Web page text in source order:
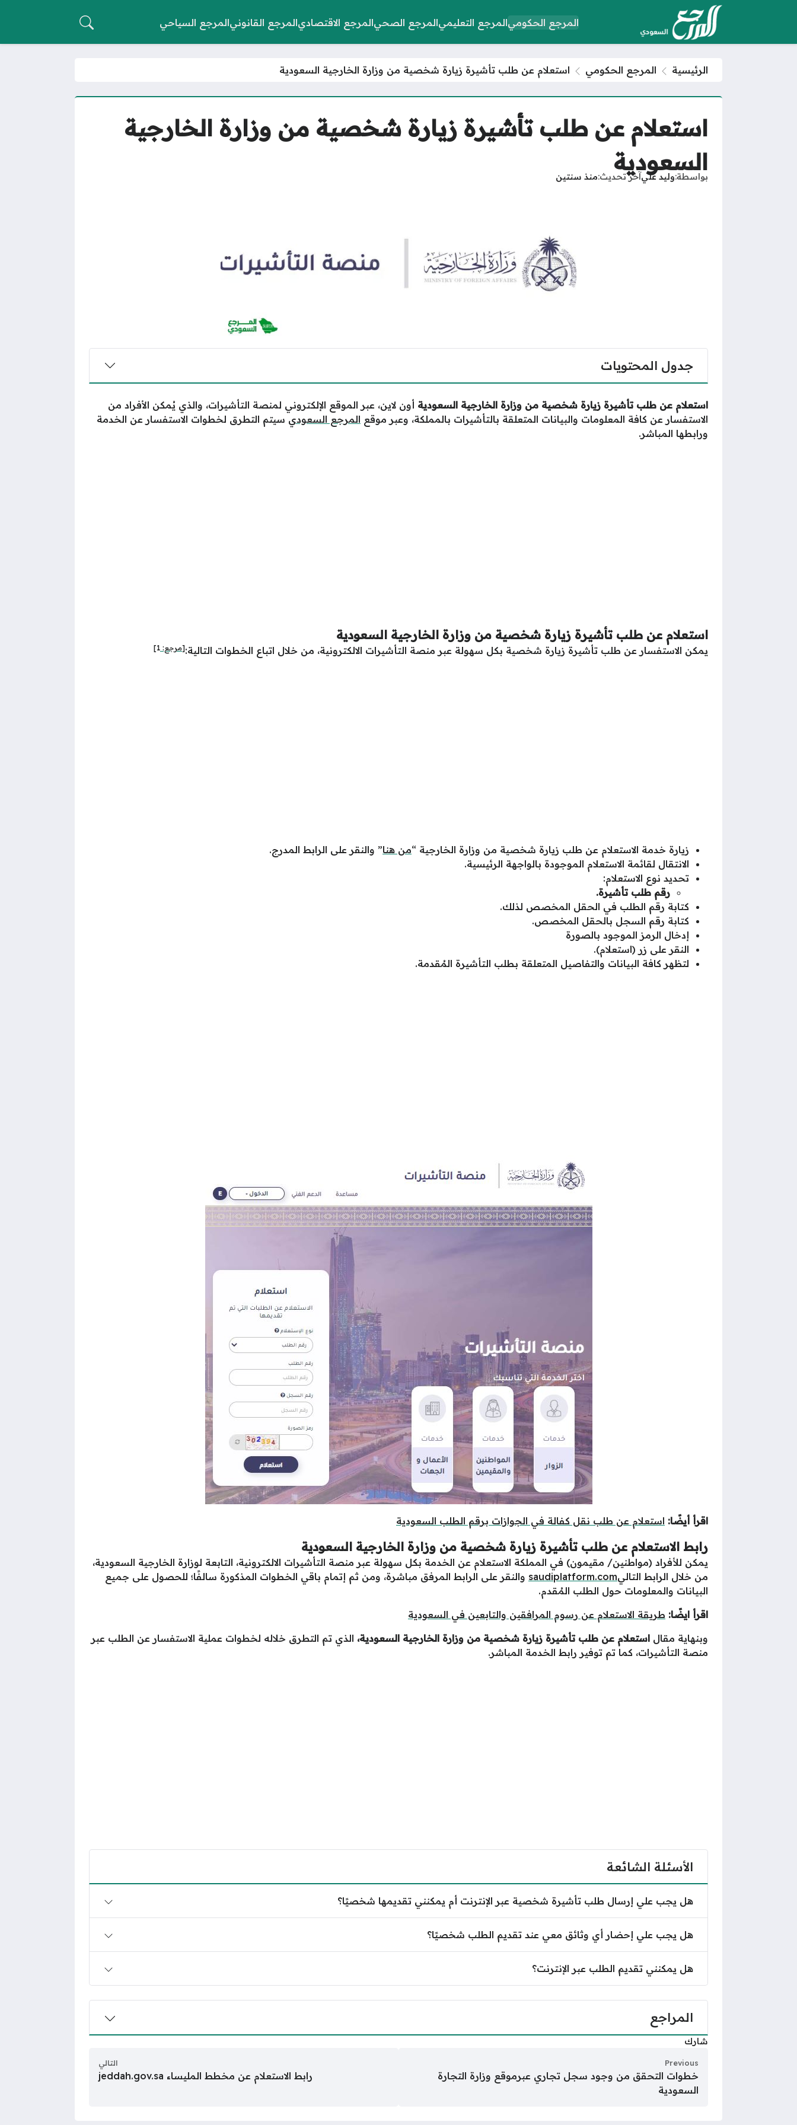
المرجع الحكوميالمرجع التعليميالمرجع الصحيالمرجع الاقتصاديالمرجع القانونيالمرجع السياحي
الرئيسية المرجع الحكومي استعلام عن طلب تأشيرة زيارة شخصية من وزارة الخارجية السعودية
استعلام عن طلب تأشيرة زيارة شخصية من وزارة الخارجية
السعودية
بواسطة وليد عليآخر تحديث منذ سنتين
جدول المحتويات
استعلام عن طلب تأشيرة زيارة شخصية من وزارة الخارجية السعودية أون لاين، عبر الموقع الإلكتروني لمنصة التأشيرات، والذي يُمكن الأفراد من
الاستفسار عن كافة المعلومات والبيانات المتعلقة بالتأشيرات بالمملكة، وعبر موقع المرجع السعودي سيتم التطرق لخطوات الاستفسار عن الخدمة
ورابطها المباشر.
استعلام عن طلب تأشيرة زيارة شخصية من وزارة الخارجية السعودية
يمكن الاستفسار عن طلب تأشيرة زيارة شخصية بكل سهولة عبر منصة التأشيرات الالكترونية، من خلال اتباع الخطوات التالية:[مرجع: 1
]
زيارة خدمة الاستعلام عن طلب زيارة شخصية من وزارة الخارجية “من هنا” والنقر على الرابط المدرج.
الانتقال لقائمة الاستعلام الموجودة بالواجهة الرئيسية.
تحديد نوع الاستعلام:
رقم طلب تأشيرة.
كتابة رقم الطلب في الحقل المخصص لذلك.
كتابة رقم السجل بالحقل المخصص.
إدخال الرمز الموجود بالصورة
النقر على زر (استعلام).
لتظهر كافة البيانات والتفاصيل المتعلقة بطلب التأشيرة المُقدمة.
اقرأ أيضًا: استعلام عن طلب نقل كفالة في الجوازات برقم الطلب السعودية
رابط الاستعلام عن طلب تأشيرة زيارة شخصية من وزارة الخارجية السعودية
يمكن للأفراد (مواطنين/ مقيمون) في المملكة الاستعلام عن الخدمة بكل سهولة عبر منصة التأشيرات الالكترونية، التابعة لوزارة الخارجية السعودية،
من خلال الرابط التاليsaudiplatform.com والنقر على الرابط المرفق مباشرة، ومن ثم إتمام باقي الخطوات المذكورة سالفًا؛ للحصول على جميع
البيانات والمعلومات حول الطلب المُقدم.
اقرأ ايضًا: طريقة الاستعلام عن رسوم المرافقين والتابعين في السعودية
وبنهاية مقال استعلام عن طلب تأشيرة زيارة شخصية من وزارة الخارجية السعودية، الذي تم التطرق خلاله لخطوات عملية الاستفسار عن الطلب عبر
منصة التأشيرات، كما تم توفير رابط الخدمة المباشر.
الأسئلة الشائعة
هل يجب علي إرسال طلب تأشيرة شخصية عبر الإنترنت أم يمكنني تقديمها شخصيًا؟
هل يجب علي إحضار أي وثائق معي عند تقديم الطلب شخصيًا؟
هل يمكنني تقديم الطلب عبر الإنترنت؟
المراجع
شارك
Previous
خطوات التحقق من وجود سجل تجاري عبرموقع وزارة التجارة
السعودية
التالي
رابط الاستعلام عن مخطط المليساء jeddah.gov.sa